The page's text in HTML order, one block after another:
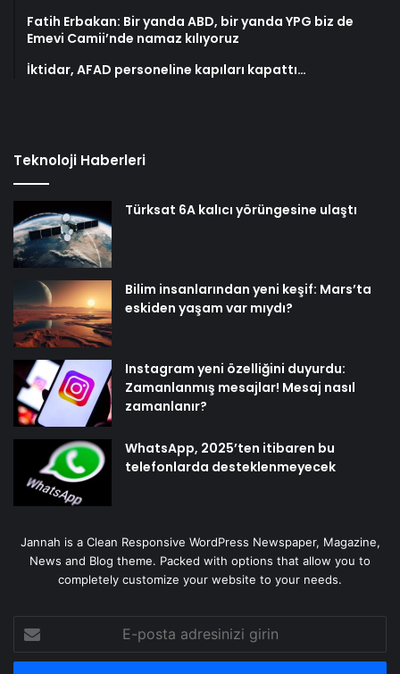
Fatih Erbakan: Bir yanda ABD, bir yanda YPG biz de
Emevi Camii’nde namaz kılıyoruz
İktidar, AFAD personeline kapıları kapattı…
Teknoloji Haberleri
Türksat 6A kalıcı yörüngesine ulaştı
Bilim insanlarından yeni keşif: Mars’ta
eskiden yaşam var mıydı?
Instagram yeni özelliğini duyurdu:
Zamanlanmış mesajlar! Mesaj nasıl
zamanlanır?
WhatsApp, 2025’ten itibaren bu
telefonlarda desteklenmeyecek
Jannah is a Clean Responsive WordPress Newspaper, Magazine,
News and Blog theme. Packed with options that allow you to
completely customize your website to your needs.
posta
adresinizi